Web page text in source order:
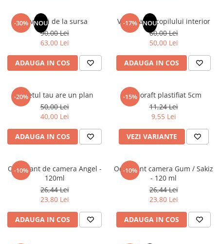
Terapii Alternative
AudioBook
Beletristica
Biografii, Memorii, Jurnale
Carti erotice
Carti pentru Adolescenti, Young
Adult
Crime, Thriller, Mistery
Literatura Romana
Literatura Universala
Romane de dragoste, Carti
romantice
Senzatii/Dragoste
Senzatii/Erotic
Senzatii/Suspans
-30% NOU
Revelatii de la sursa
90,00 Lei
63,00 Lei
ADAUGA IN COS
-17% NOU
Vindecarea copilului interior
60,00 Lei
50,00 Lei
ADAUGA IN COS
-20%
Sufletul tau are un plan
50,00 Lei
40,00 Lei
ADAUGA IN COS
-15%
Biblioraft plastifiat 5cm
11,24 Lei
9,55 Lei
VEZI VARIANTE
-10%
Odorizant de camera Angel -
120ml
26,44 Lei
23,80 Lei
ADAUGA IN COS
-10%
Odorizant camera Gum / Sakiz
- 120 ml
26,44 Lei
23,80 Lei
ADAUGA IN COS